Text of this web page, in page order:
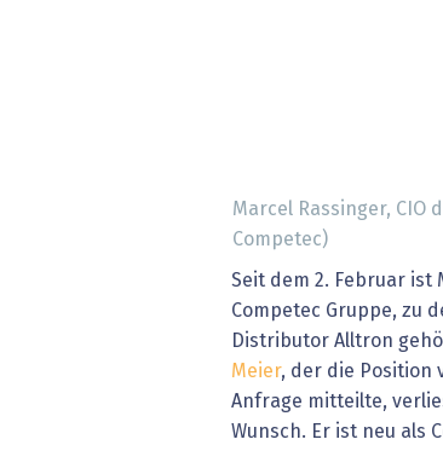
Marcel Rassinger, CIO
Competec)
Seit dem 2. Februar ist
Competec Gruppe, zu
Distributor Alltron
Meier, der die Position
Anfrage mitteilte,
Wunsch. Er ist neu als